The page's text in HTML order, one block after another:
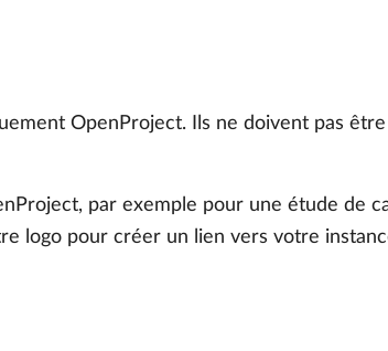
OpenProject. Ils ne doivent pas
par exemple pour une étude de
logo pour créer un lien vers votre